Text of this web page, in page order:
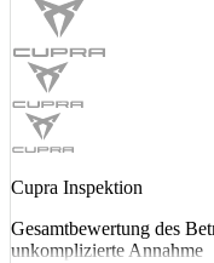
Cupra Inspektion
Gesamtbewertung des
unkomplizierte Annahme